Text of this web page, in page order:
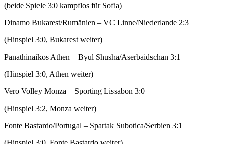
(beide Spiele 3:0 kampflos für Sofia)
Dinamo Bukarest/Rumänien – VC Linne/Niederlande 2:3
(Hinspiel 3:0, Bukarest weiter)
Panathinaikos Athen – Byul Shusha/Aserbaidschan 3:1
(Hinspiel 3:0, Athen weiter)
Vero Volley Monza – Sporting Lissabon 3:0
(Hinspiel 3:2, Monza weiter)
Fonte Bastardo/Portugal – Spartak Subotica/Serbien 3:1